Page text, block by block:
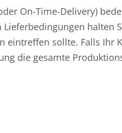
On-Time-Delivery)
halten
eintreffen sollte. Falls Ihr
die gesamte